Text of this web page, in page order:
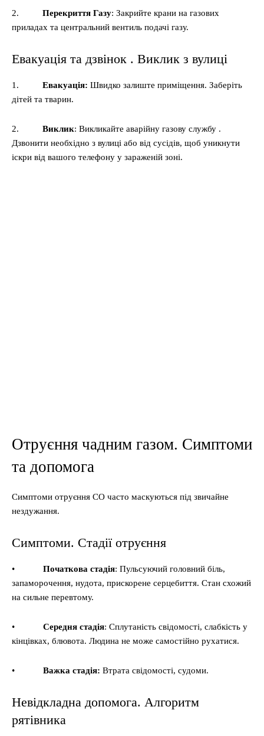
2. Перекриття Газу: Закрийте крани на газових
приладах та центральний вентиль подачі газу.
Евакуація та дзвінок . Виклик з вулиці
1. Евакуація: Швидко залиште приміщення. Заберіть
дітей та тварин.
2. Виклик: Викликайте аварійну газову службу .
Дзвонити необхідно з вулиці або від сусідів, щоб уникнути
іскри від вашого телефону у зараженій зоні.
Отруєння чадним газом. Симптоми
та допомога
Симптоми отруєння СО часто маскуються під звичайне
нездужання.
Симптоми. Стадії отруєння
• Початкова стадія: Пульсуючий головний біль,
запаморочення, нудота, прискорене серцебиття. Стан схожий
на сильне перевтому.
• Середня стадія: Сплутаність свідомості, слабкість у
кінцівках, блювота. Людина не може самостійно рухатися.
• Важка стадія: Втрата свідомості, судоми.
Невідкладна допомога. Алгоритм
рятівника